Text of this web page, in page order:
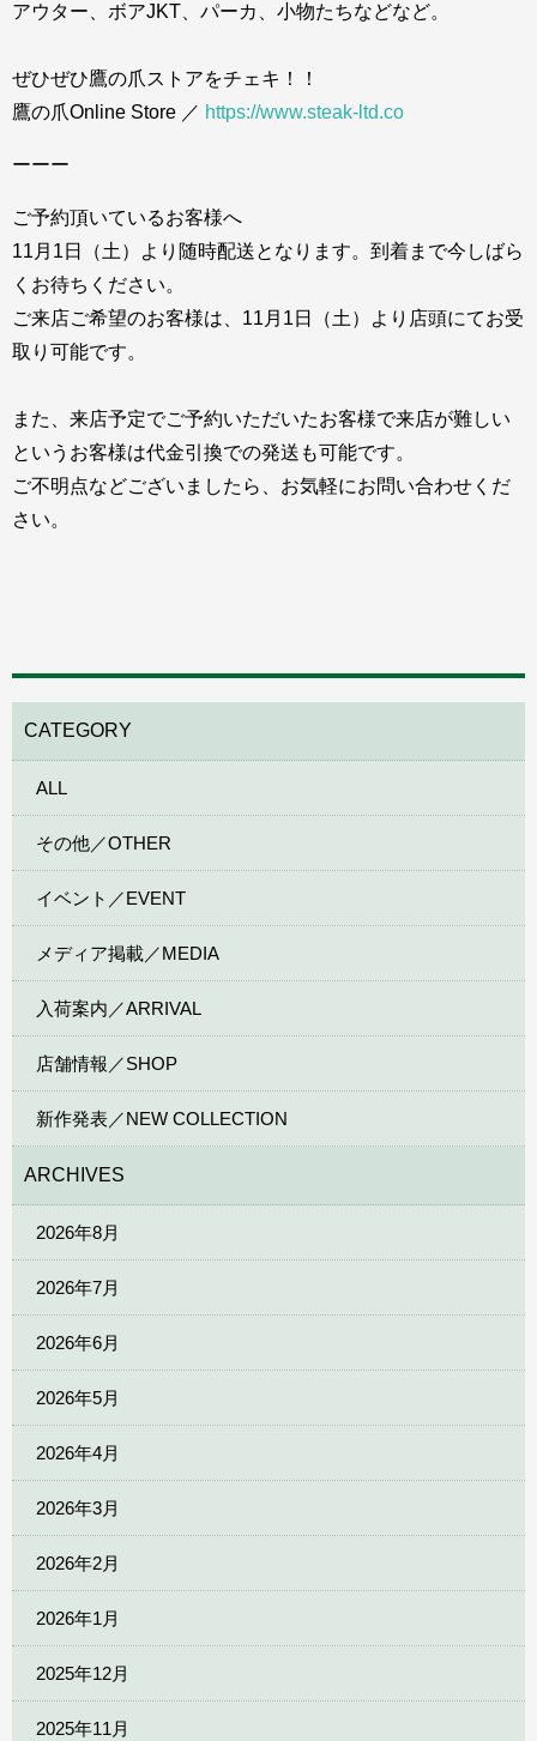
アウター、ボアJKT、パーカ、小物たちなどなど。
ぜひぜひ鷹の爪ストアをチェキ！！
鷹の爪Online Store ／ https://www.steak-ltd.co
ーーー
ご予約頂いているお客様へ
11月1日（土）より随時配送となります。到着まで今しばら
くお待ちください。
ご来店ご希望のお客様は、11月1日（土）より店頭にてお受
取り可能です。
また、来店予定でご予約いただいたお客様で来店が難しい
というお客様は代金引換での発送も可能です。
ご不明点などございましたら、お気軽にお問い合わせくだ
さい。
CATEGORY
ALL
その他／OTHER
イベント／EVENT
メディア掲載／MEDIA
入荷案内／ARRIVAL
店舗情報／SHOP
新作発表／NEW COLLECTION
ARCHIVES
2026年8月
2026年7月
2026年6月
2026年5月
2026年4月
2026年3月
2026年2月
2026年1月
2025年12月
2025年11月